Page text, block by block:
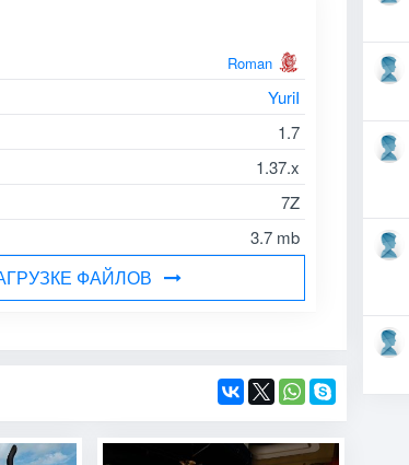
Roman
YuriI
1.7
1.37.x
7Z
3.7 mb
ФАЙЛОВ